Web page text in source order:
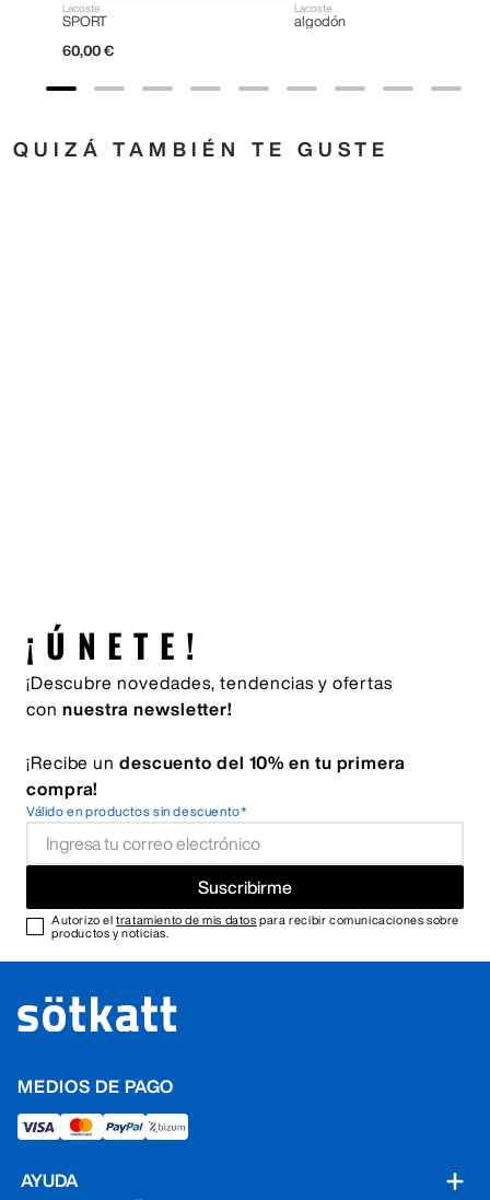
Lacoste
SPORT
60,00 €
Lacoste
algodón
QUIZÁ TAMBIÉN TE GUSTE
¡ÚNETE!
¡Descubre novedades, tendencias y ofertas
con nuestra newsletter!
¡Recibe un descuento del 10% en tu primera
compra!
Válido en productos sin descuento*
Suscribirme
Autorizo eltratamiento de mis datos para recibir comunicaciones sobre
productos y noticias.
MEDIOS DE PAGO
AYUDA